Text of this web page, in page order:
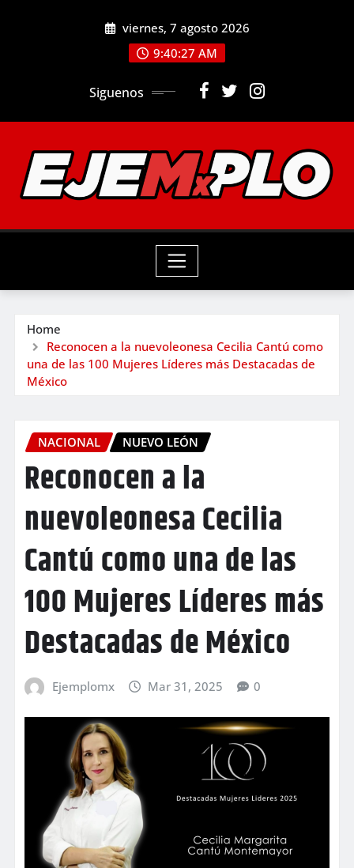
viernes, 7 agosto 2026
9:40:28 AM
Siguenos
Home
Reconocen a la nuevoleonesa Cecilia Cantú como
una de las 100 Mujeres Líderes más Destacadas de
México
NACIONAL NUEVO LEÓN
Reconocen a la
nuevoleonesa Cecilia
Cantú como una de las
100 Mujeres Líderes más
Destacadas de México
Ejemplomx Mar 31, 2025 0